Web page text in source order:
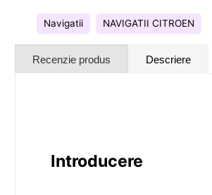
Navigatii NAVIGATII CITROEN
Recenzie produs Descriere
Introducere